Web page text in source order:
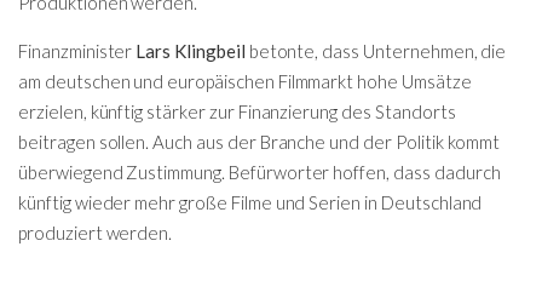
Finanzminister Lars Klingbeil betonte, dass Unternehmen, die
am deutschen und europäischen Filmmarkt hohe Umsätze
erzielen, künftig stärker zur Finanzierung des Standorts
beitragen sollen. Auch aus der Branche und der Politik kommt
überwiegend Zustimmung. Befürworter hoffen, dass dadurch
künftig wieder mehr große Filme und Serien in Deutschland
produziert werden.